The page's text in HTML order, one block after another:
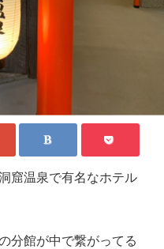
窟温泉で有名なホテル
分館が中で繋がってる